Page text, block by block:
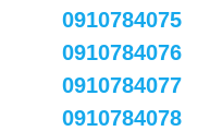
0910784075
0910784076
0910784077
0910784078